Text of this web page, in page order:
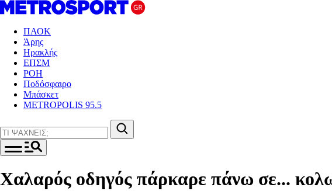
ΠΑΟΚ
Άρης
Ηρακλής
ΕΠΣΜ
ΡΟΗ
Ποδόσφαιρο
Μπάσκετ
METROPOLIS 95.5
Χαλαρός οδηγός πάρκαρε πάνω σε...